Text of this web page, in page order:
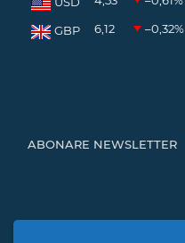
GBP 6,12 –0,32%
ABONARE NEWSLETTER